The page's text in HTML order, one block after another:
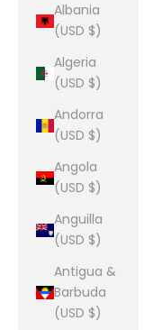
Albania
(USD $)
Algeria
(USD $)
Andorra
(USD $)
Angola
(USD $)
Anguilla
(USD $)
Antigua &
Barbuda
(USD $)